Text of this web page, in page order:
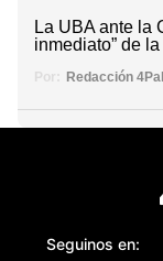
La UBA ante la
inmediato” de
Por: Redacción
Seguinos en: